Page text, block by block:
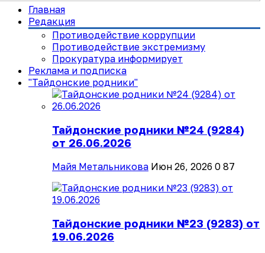
Главная
Редакция
Противодействие коррупции
Противодействие экстремизму
Прокуратура информирует
Реклама и подписка
"Тайдонские родники"
Тайдонские родники №24 (9284)
от 26.06.2026
Майя Метальникова Июн 26, 2026 0 87
Тайдонские родники №23 (9283) от
19.06.2026